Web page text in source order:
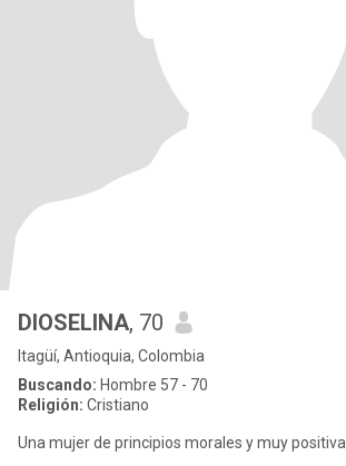
DIOSELINA, 70
Itagüí, Antioquia, Colombia
Buscando: Hombre 57 - 70
Religión: Cristiano
Una mujer de principios morales y muy positiva